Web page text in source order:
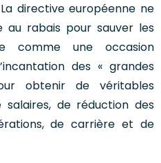
directive européenne ne
rabais pour sauver les
comme une occasion
des « grandes
obtenir de véritables
de réduction des
de carrière et de